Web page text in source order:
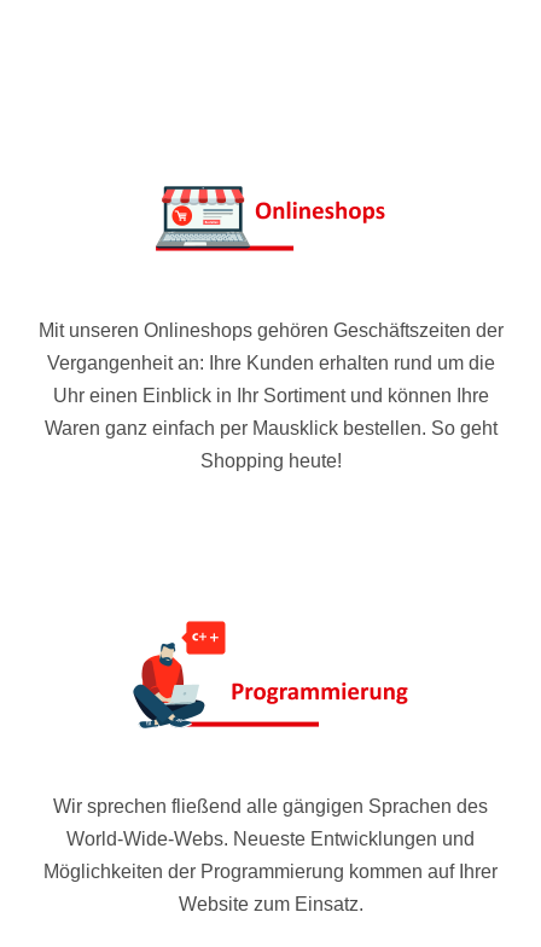
Mit unseren Onlineshops gehören Geschäftszeiten der
Vergangenheit an: Ihre Kunden erhalten rund um die
Uhr einen Einblick in Ihr Sortiment und können Ihre
Waren ganz einfach per Mausklick bestellen. So geht
Shopping heute!
Wir sprechen fließend alle gängigen Sprachen des
World-Wide-Webs. Neueste Entwicklungen und
Möglichkeiten der Programmierung kommen auf Ihrer
Website zum Einsatz.